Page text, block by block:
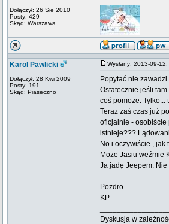
Dołączył: 26 Sie 2010
Posty: 429
Skąd: Warszawa
Karol Pawlicki
Dołączył: 28 Kwi 2009
Posty: 191
Skąd: Piaseczno
Wysłany: 2013-09-
Popytać nie
Ostatecznie jeśli
coś pomoże.
Teraz zaś czas już
oficjalnie - osobiście
istnieje???
No i oczywiście , jak
Może Jasiu weźmie
Ja jadę Jeepem.
Pozdro
KP
Dyskusja w